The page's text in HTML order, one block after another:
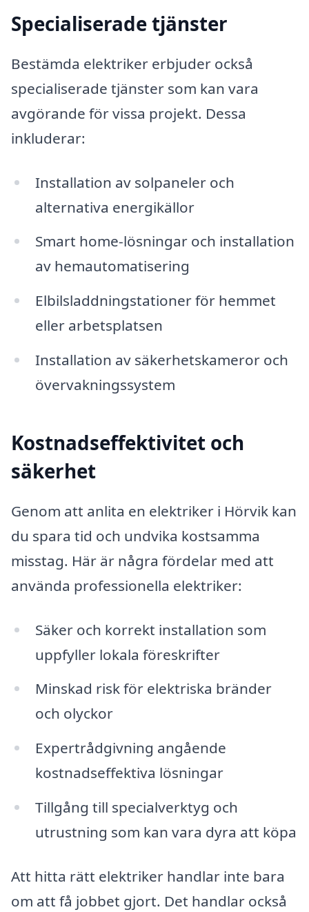
Specialiserade tjänster
Bestämda elektriker erbjuder också
specialiserade tjänster som kan vara
avgörande för vissa projekt. Dessa
inkluderar:
Installation av solpaneler och
alternativa energikällor
Smart home-lösningar och installation
av hemautomatisering
Elbilsladdningstationer för hemmet
eller arbetsplatsen
Installation av säkerhetskameror och
övervakningssystem
Kostnadseffektivitet och
säkerhet
Genom att anlita en elektriker i Hörvik kan
du spara tid och undvika kostsamma
misstag. Här är några fördelar med att
använda professionella elektriker:
Säker och korrekt installation som
uppfyller lokala föreskrifter
Minskad risk för elektriska bränder
och olyckor
Expertrådgivning angående
kostnadseffektiva lösningar
Tillgång till specialverktyg och
utrustning som kan vara dyra att köpa
Att hitta rätt elektriker handlar inte bara
om att få jobbet gjort. Det handlar också